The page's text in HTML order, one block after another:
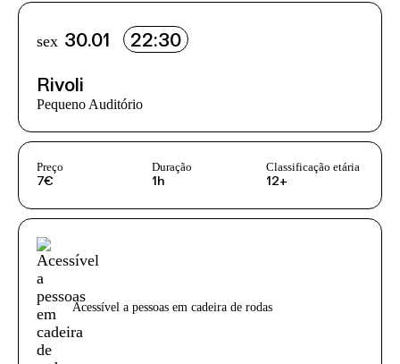
Info sobre horário e bilhetes
sex 30.01 22:30
Rivoli
Pequeno Auditório
InformaÃ§Ã£o adicional
Preço
7€
Duração
1h
Classificação etária
12+
Acessibilidades do espetáculo
Acessível a pessoas em cadeira de rodas